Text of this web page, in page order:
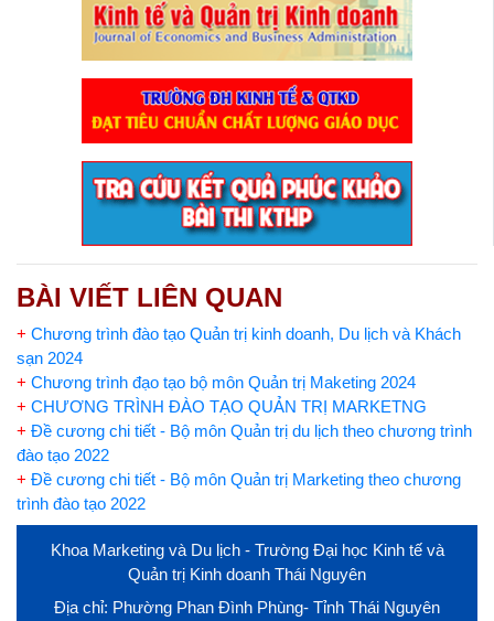
BÀI VIẾT LIÊN QUAN
+ Chương trình đào tạo Quản trị kinh doanh, Du lịch và Khách
sạn 2024
+ Chương trình đạo tạo bộ môn Quản trị Maketing 2024
+ CHƯƠNG TRÌNH ĐÀO TẠO QUẢN TRỊ MARKETNG
+ Đề cương chi tiết - Bộ môn Quản trị du lịch theo chương trình
đào tạo 2022
+ Đề cương chi tiết - Bộ môn Quản trị Marketing theo chương
trình đào tạo 2022
Khoa Marketing và Du lịch - Trường Đại học Kinh tế và
Quản trị Kinh doanh Thái Nguyên
Địa chỉ: Phường Phan Đình Phùng- Tỉnh Thái Nguyên